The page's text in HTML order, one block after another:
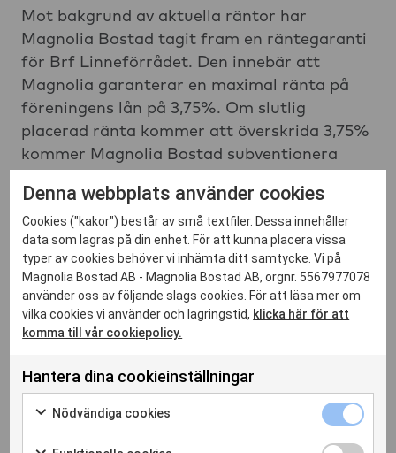
Mot bakgrund av aktuella räntor har
Magnolia Bostad tagit fram en räntegaranti
för Brf Linneförrådet. Den innebär att
Magnolia garanterar en maximal ränta på
föreningens lån på 3,75%. Om slutlig
placerad ränta kommer att överskrida 3,75%
kommer Magnolia Bostad subventionera
3,75% kommer det att gynna föreningens
ekonomi. Räntegarantin gäller i fem år från
slutplacering av föreningens lån, vilket sker
när alla medlemmar flyttat in.
Denna webbplats använder cookies
Cookies ("kakor") består av små textfiler. Dessa innehåller
data som lagras på din enhet. För att kunna placera vissa
typer av cookies behöver vi inhämta ditt samtycke. Vi på
Magnolia Bostad AB - Magnolia Bostad AB, orgnr. 5567977078
använder oss av följande slags cookies. För att läsa mer om
vilka cookies vi använder och lagringstid, klicka här för att
komma till vår cookiepolicy.
Hantera dina cookieinställningar
Nödvändiga cookies
Markera för att samtycka till användning av Nödvändiga